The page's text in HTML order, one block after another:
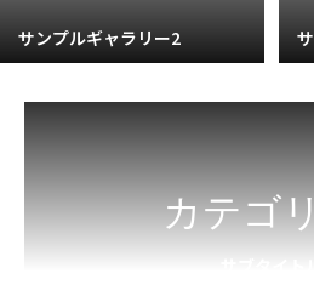
サンプルギャラリー2
カテゴ